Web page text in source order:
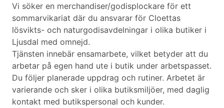
Vi söker en merchandiser/godisplockare för ett
sommarvikariat där du ansvarar för Cloettas
lösvikts- och naturgodisavdelningar i olika butiker i
Ljusdal med omnejd.
Tjänsten innebär ensamarbete, vilket betyder att du
arbetar på egen hand ute i butik under arbetspasset.
Du följer planerade uppdrag och rutiner. Arbetet är
varierande och sker i olika butiksmiljöer, med daglig
kontakt med butikspersonal och kunder.